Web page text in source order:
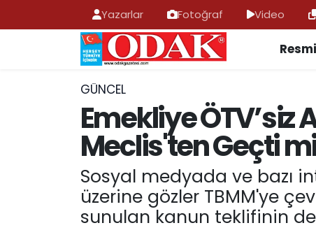
Yazarlar Fotoğraf Video
GÜNCEL
Emekliye
Meclis'ten Geçti
Sosyal medyada ve bazı
üzerine gözler TBMM'ye
sunulan kanun teklifinin
AFYONKARAHİSAR HABERLERİ
Resmi İlan
ASAYİŞ
GÜNCEL
SİYASET
Nöbetçi Eczaneler
Hava Durumu
Trafik Durumu
Süper Lig Puan Durumu ve Fikstür
Tüm Manşetler